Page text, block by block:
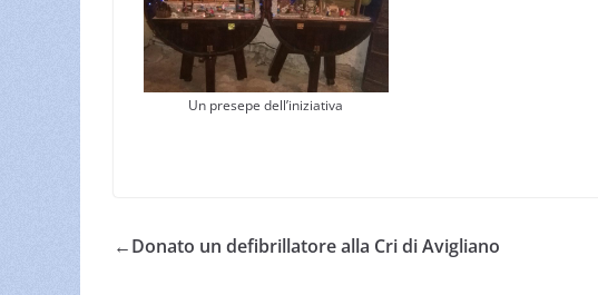
Un presepe dell’iniziativa
←Donato un defibrillatore alla Cri di Avigliano